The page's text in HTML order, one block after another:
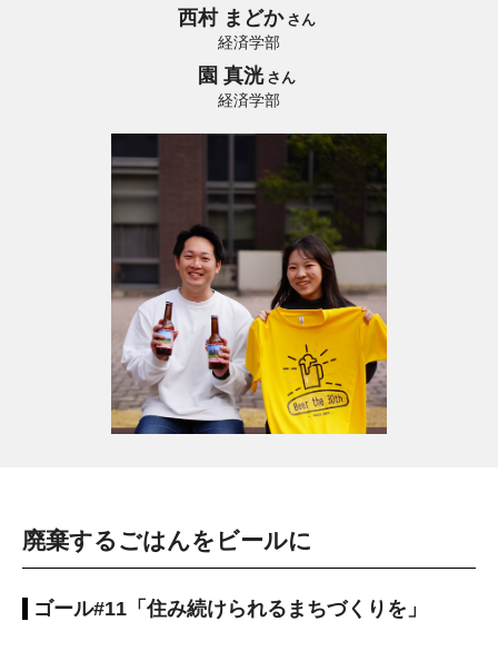
西村 まどか さん
経済学部
園 真洸 さん
経済学部
廃棄するごはんをビールに
ゴール#11「住み続けられるまちづくりを」